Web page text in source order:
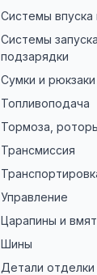
Системы впуска
Системы
подзарядки
Сумки и рюкзаки
Топливоподача
Тормоза,
Трансмиссия
Управление
Царапины и
Шины
Детали отделки